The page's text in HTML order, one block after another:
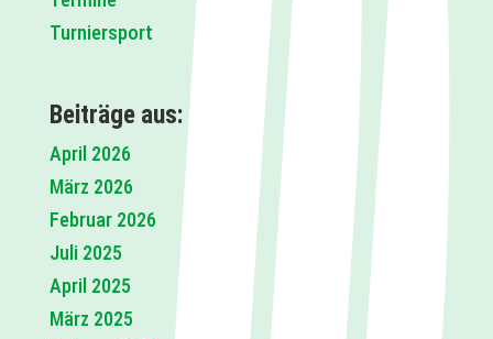
Turniersport
Beiträge aus:
April 2026
März 2026
Februar 2026
Juli 2025
April 2025
März 2025